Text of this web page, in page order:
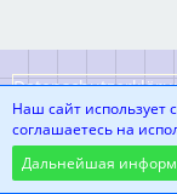
Наш сайт использует
соглашаетесь на
Дальнейшая